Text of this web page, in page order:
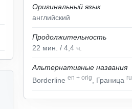
Оригинальный язык
английский
Продолжительность
22 мин. / 4,4 ч.
Альтернативные названия
Borderline en + orig , Граница ru